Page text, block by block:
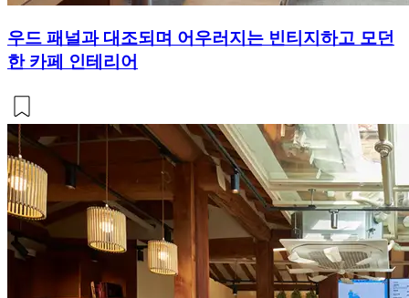
우드 패널과 대조되며 어우러지는 빈티지하고 모던
한 카페 인테리어